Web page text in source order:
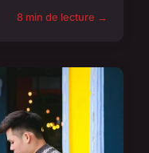
8 min de lecture →